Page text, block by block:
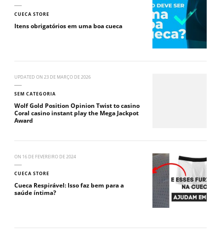
CUECA STORE
Itens obrigatórios em uma boa cueca
UPDATED ON 23 DE MARÇO DE 2026
SEM CATEGORIA
Wolf Gold Position Opinion Twist to casino
Coral casino instant play the Mega Jackpot
Award
ON 16 DE FEVEREIRO DE 2024
CUECA STORE
Cueca Respirável: Isso faz bem para a
saúde íntima?